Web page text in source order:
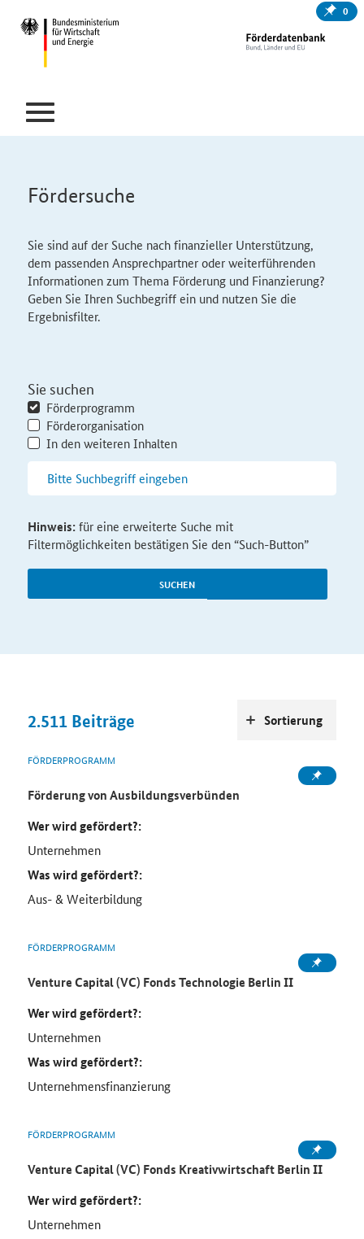
0
Fördersuche
Sie sind auf der Suche nach finanzieller Unterstützung,
dem passenden Ansprechpartner oder weiterführenden
Informationen zum Thema Förderung und Finanzierung?
Geben Sie Ihren Suchbegriff ein und nutzen Sie die
Ergebnisfilter.
Sie suchen
Förderprogramm
Förderorganisation
In den weiteren Inhalten
SUCHEN
Hinweis:für eine erweiterte Suche mit
Filtermöglichkeiten bestätigen Sie den “Such-Button”
2.511 Beiträge
FÖRDERPROGRAMM
Förderung von Ausbildungsverbünden
Wer wird gefördert?:
Unternehmen
Was wird gefördert?:
Aus- & Weiterbildung
FÖRDERPROGRAMM
Venture Capital (VC) Fonds Technologie Berlin II
Wer wird gefördert?:
Unternehmen
Was wird gefördert?:
Unternehmensfinanzierung
FÖRDERPROGRAMM
Venture Capital (VC) Fonds Kreativwirtschaft Berlin II
Wer wird gefördert?:
Unternehmen
Sortierung